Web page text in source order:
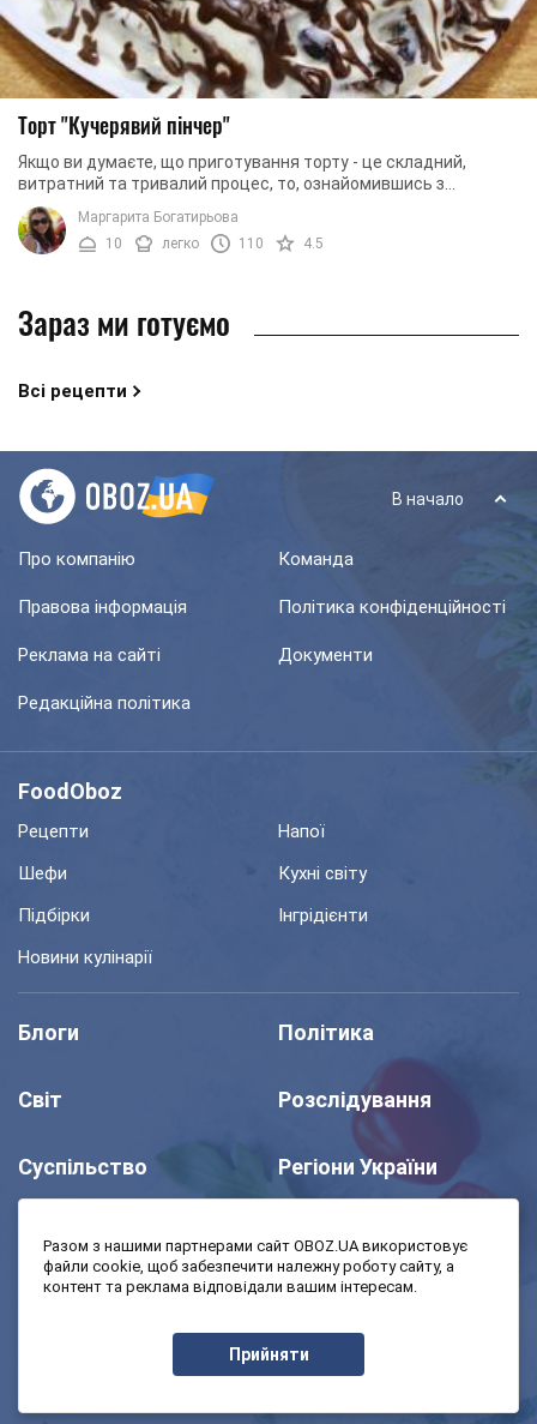
Торт "Кучерявий пінчер"
Якщо ви думаєте, що приготування торту - це складний,
витратний та тривалий процес, то, ознайомившись з
рецептом створення смачного та ніжного ...
Маргарита Богатирьова
10
легко 110 4.5
Зараз ми готуємо
Всі рецепти
В начало
Про компанію Команда
Правова інформація Політика конфіденційності
Реклама на сайті Документи
Редакційна політика
FoodOboz
Рецепти
Напої
Шефи
Кухні світу
Підбірки
Інгрідієнти
Новини кулінарії
Блоги Політика
Світ Розслідування
Суспільство Регіони України
Шоу Спорт
Моя школа
Економіка
Разом з нашими партнерами сайт OBOZ.UA використовує
файли cookie, щоб забезпечити належну роботу сайту, а
контент та реклама відповідали вашим інтересам.
Прийняти